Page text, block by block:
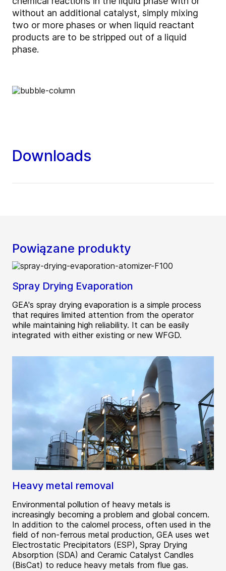
without an additional catalyst, simply mixing
two or more phases or when liquid reactant
products are to be stripped out of a liquid
phase.
Downloads
Powiązane produkty
Spray Drying Evaporation
GEA's spray drying evaporation is a simple process
that requires limited attention from the operator
while maintaining high reliability. It can be easily
integrated with either existing or new WFGD.
Heavy metal removal
Environmental pollution of heavy metals is
increasingly becoming a problem and global concern.
In addition to the calomel process, often used in the
field of non-ferrous metal production, GEA uses wet
Electrostatic Precipitators (ESP), Spray Drying
Absorption (SDA) and Ceramic Catalyst Candles
(BisCat) to reduce heavy metals from flue gas.